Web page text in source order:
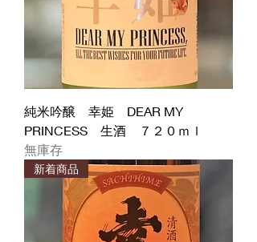
純米吟醸 幸姫 DEAR MY
PRINCESS 生酒 ７２０ｍｌ
無庫存
新着商品